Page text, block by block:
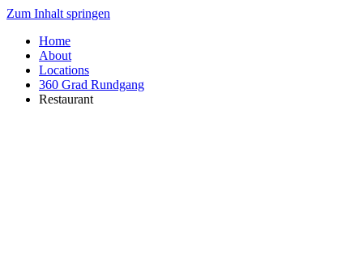
Zum Inhalt springen
Home
About
Locations
360 Grad Rundgang
Restaurant